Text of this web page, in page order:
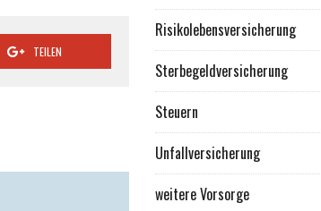
TEILEN
Risikolebensversicherung
Sterbegeldversicherung
Steuern
Unfallversicherung
weitere Vorsorge